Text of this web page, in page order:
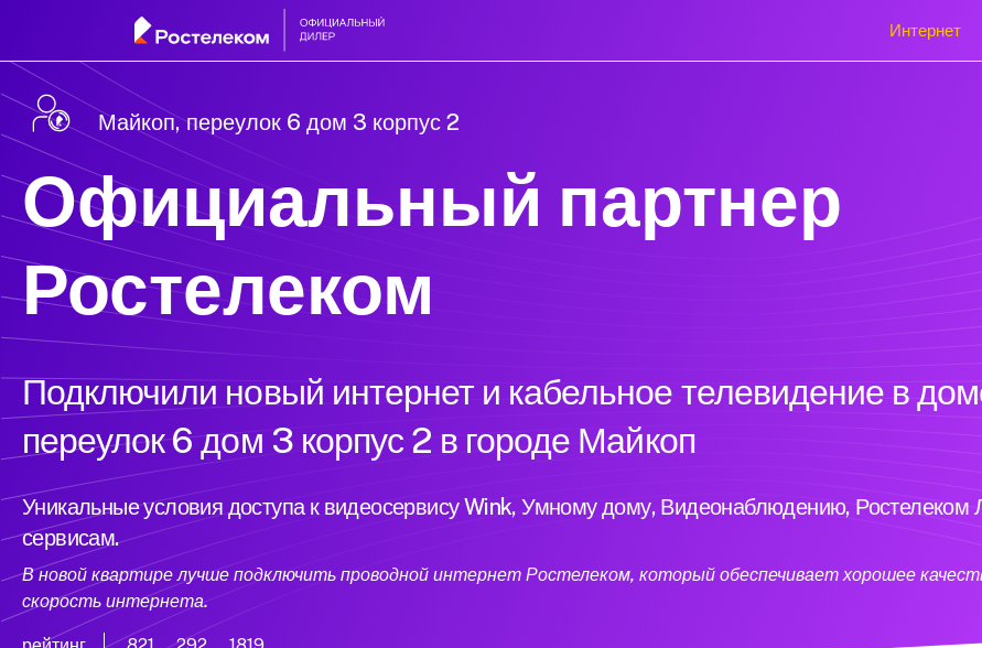
Интернет
Майкоп, переулок 6 дом 3 корпус 2
Официальный партнер
Ростелеком
Подключили новый интернет и кабельное телевидение в
переулок 6 дом 3 корпус 2 в городе Майкоп
Уникальные условия доступа к видеосервису Wink, Умному дому, Видеонаблюдению, Ростелеком
сервисам.
В новой квартире лучше подключить проводной интернет Ростелеком, который обеспечивает хорошее
скорость интернета.